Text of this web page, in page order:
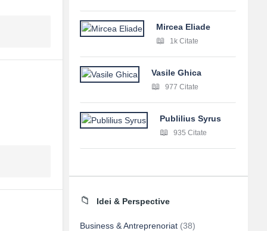
Mircea Eliade
1k Citate
Vasile Ghica
977 Citate
Publilius Syrus
935 Citate
Idei & Perspective
Business & Antreprenoriat (38)